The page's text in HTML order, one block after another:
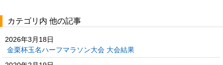
カテゴリ内 他の記事
2026年3月18日
金栗杯玉名ハーフマラソン大会 大会結果